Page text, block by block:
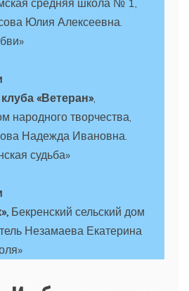
Юлия Алексеевна.
клуба «Ветеран»,
народного творчества,
Надежда Ивановна.
судьба»
Бекренский сельский дом
Незамаева Екатерина